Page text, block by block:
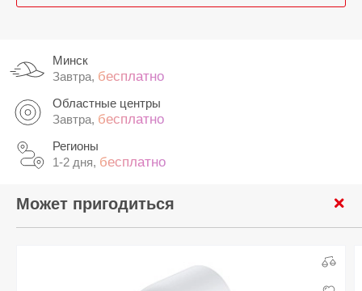
Минск
Завтра, бесплатно
Областные центры
Завтра, бесплатно
Регионы
1-2 дня, бесплатно
Может пригодиться